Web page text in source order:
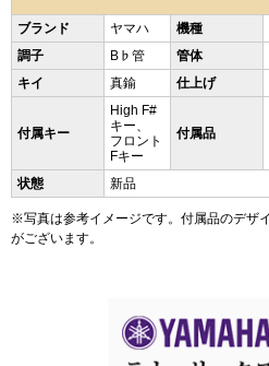
ブランド ヤマハ 機種
調子
B♭管 管体
キイ
真鍮 仕上げ
付属キー
High F#
キー、
フロント
Fキー
付属品
状態 新品
※写真は参考イメージです。付属品のデザ
がございます。